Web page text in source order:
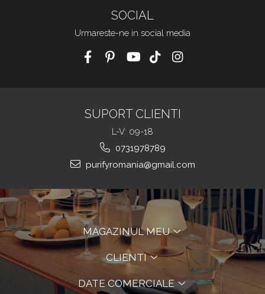
SOCIAL
Urmareste-ne in social media
SUPORT CLIENTI
L-V: 09-18
0731978789
purifyromania@gmail.com
MAGAZINUL MEU
CLIENTI
DATE COMERCIALE